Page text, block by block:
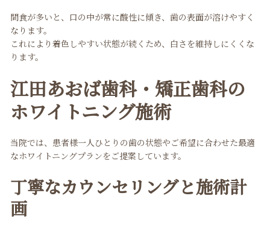
間食が多いと、口の中が常に酸性に傾き、歯の表面が溶けやすく
なります。
これにより着色しやすい状態が続くため、白さを維持しにくくな
ります。
江田あおば歯科・矯正歯科の
ホワイトニング施術
当院では、患者様一人ひとりの歯の状態やご希望に合わせた最適
なホワイトニングプランをご提案しています。
丁寧なカウンセリングと施術計
画